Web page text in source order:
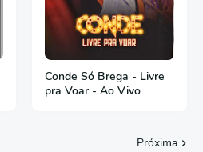
Conde Só Brega - Livre
pra Voar - Ao Vivo
Próxima